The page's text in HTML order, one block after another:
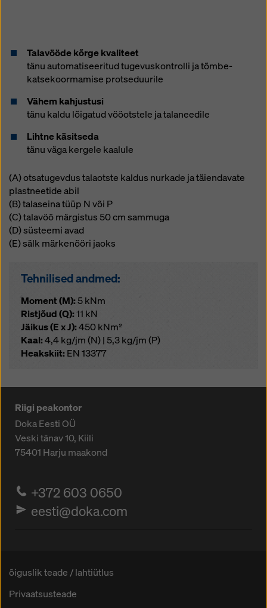
Talavööde kõrge kvaliteet
tänu automatiseeritud tugevuskontrolli ja tõmbe-
katsekoormamise protseduurile
Vähem kahjustusi
tänu kaldu lõigatud vööotstele ja talaneedile
Lihtne käsitseda
tänu väga kergele kaalule
(A) otsatugevdus talaotste kaldus nurkade ja täiendavate
plastneetide abil
(B) talaseina tüüp N või P
(C) talavöö märgistus 50 cm sammuga
(D) süsteemi avad
(E) sälk märkenööri jaoks
Tehnilised andmed:
Moment (M):5 kNm
Ristjõud (Q):11 kN
Jäikus (E x J):450 kNm²
Kaal:4,4 kg/jm (N) | 5,3 kg/jm (P)
Heakskiit:EN 13377
Riigi peakontor
Doka Eesti OÜ
Veski tänav 10, Kiili
75401 Harju maakond
+372 603 0650
eesti@doka.com
õiguslik teade / lahtiütlus
Privaatsusteade